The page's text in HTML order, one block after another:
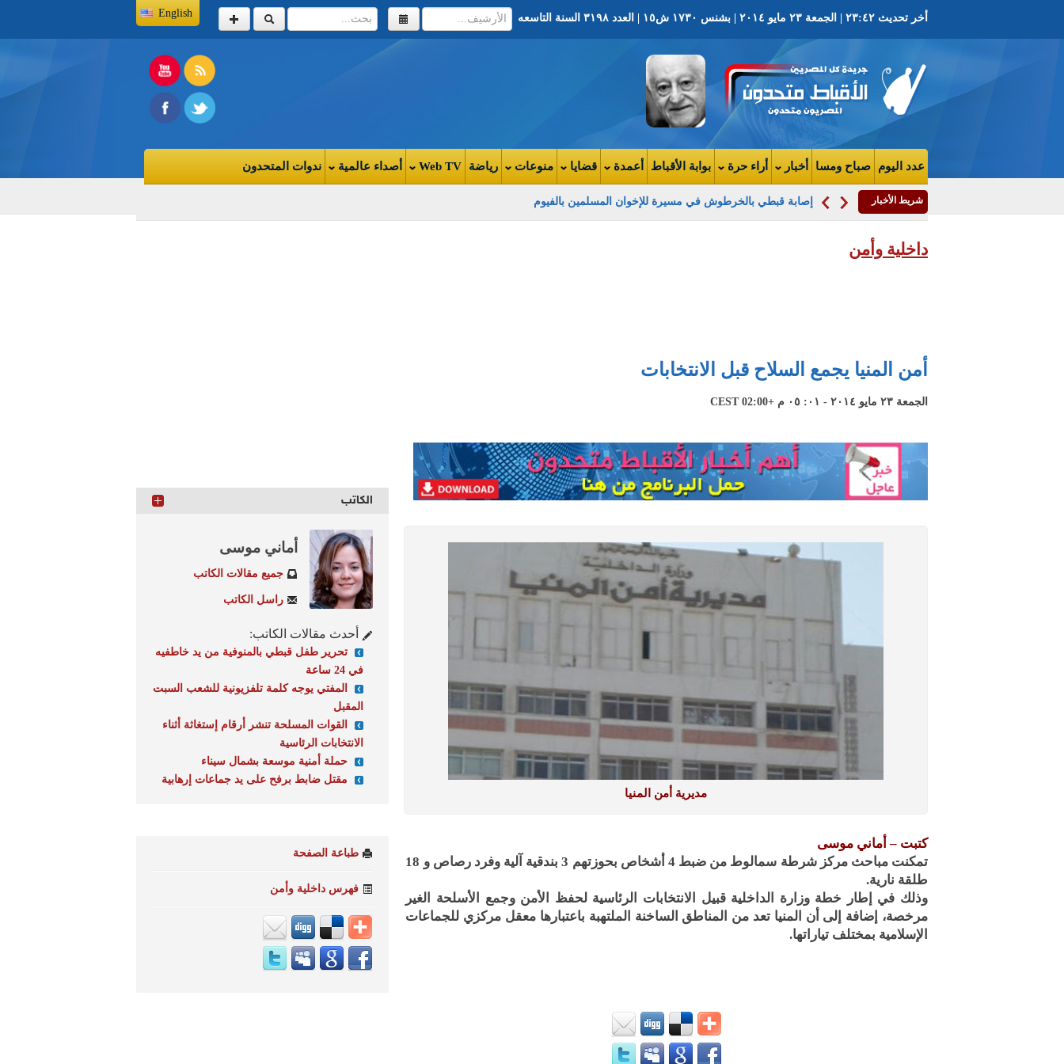
أخر تحديث ٢٣:٤٢ | الجمعة ٢٣ مايو ٢٠١٤ | بشنس ١٧٣٠ ش١٥ | العدد ٣١٩٨ السنة التاسعه English
عدد اليوم صباح ومسا أخبار أراء حرة بوابة الأقباط أعمدة قضايا منوعات رياضة Web TV أصداء عالمية ندوات المتحدون
شريط الأخبار إصابة قبطي بالخرطوش في مسيرة للإخوان المسلمين بالفيوم
داخلية وأمن
أمن المنيا يجمع السلاح قبل الانتخابات
الجمعة ٢٣ مايو ٢٠١٤ - ٠١: ٠٥ م +02:00 CEST
مديرية أمن المنيا
كتبت – أماني موسى
تمكنت مباحث مركز شرطة سمالوط من ضبط 4 أشخاص بحوزتهم 3 بندقية آلية وفرد رصاص و 18
طلقة نارية.
وذلك في إطار خطة وزارة الداخلية قبيل الانتخابات الرئاسية لحفظ الأمن وجمع الأسلحة الغير
مرخصة، إضافة إلى أن المنيا تعد من المناطق الساخنة الملتهبة باعتبارها معقل مركزي للجماعات
الإسلامية بمختلف تياراتها.
الكاتب
أماني موسى
جميع مقالات الكاتب
راسل الكاتب
أحدث مقالات الكاتب:
تحرير طفل قبطي بالمنوفية من يد خاطفيه
في 24 ساعة
المفتي يوجه كلمة تلفزيونية للشعب السبت
المقبل
القوات المسلحة تنشر أرقام إستغاثة أثناء
الانتخابات الرئاسية
حملة أمنية موسعة بشمال سيناء
مقتل ضابط برفح على يد جماعات إرهابية
طباعة الصفحة
فهرس داخلية وأمن